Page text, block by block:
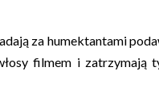
za humektantami
filmem i zatrzymają